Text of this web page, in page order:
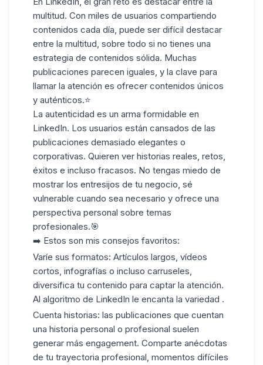
multitud. Con miles de usuarios compartiendo
contenidos cada día, puede ser difícil destacar
entre la multitud, sobre todo si no tienes una
estrategia de contenidos sólida. Muchas
publicaciones parecen iguales, y la clave para
llamar la atención es ofrecer contenidos únicos
y auténticos.⭐️
La autenticidad es un arma formidable en
LinkedIn. Los usuarios están cansados de las
publicaciones demasiado elegantes o
corporativas. Quieren ver historias reales, retos,
éxitos e incluso fracasos. No tengas miedo de
mostrar los entresijos de tu negocio, sé
vulnerable cuando sea necesario y ofrece una
perspectiva personal sobre temas
profesionales.🎯
➡️ Estos son mis consejos favoritos:
Varíe sus formatos: Artículos largos, vídeos
cortos, infografías o incluso carruseles,
diversifica tu contenido para captar la atención.
Al algoritmo de LinkedIn le encanta la variedad .
Cuenta historias: las publicaciones que cuentan
una historia personal o profesional suelen
generar más engagement. Comparte anécdotas
de tu trayectoria profesional, momentos difíciles